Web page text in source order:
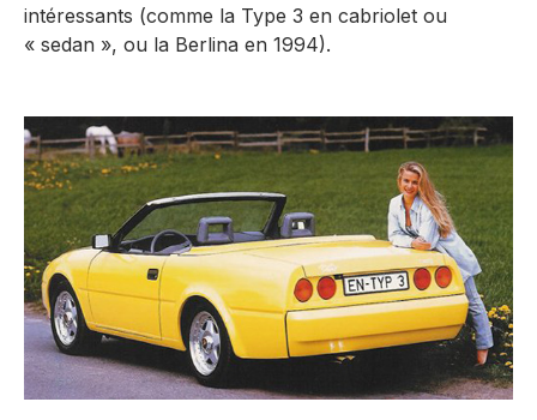
intéressants (comme la Type 3 en cabriolet ou
« sedan », ou la Berlina en 1994).